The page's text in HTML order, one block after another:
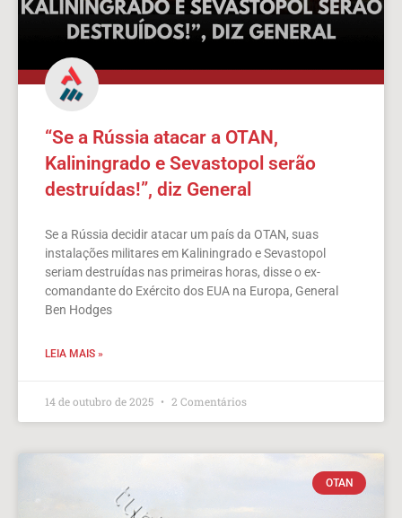
“Se a Rússia atacar a OTAN,
Kaliningrado e Sevastopol serão
destruídas!”, diz General
Se a Rússia decidir atacar um país da OTAN, suas
instalações militares em Kaliningrado e Sevastopol
seriam destruídas nas primeiras horas, disse o ex-
comandante do Exército dos EUA na Europa, General
Ben Hodges
LEIA MAIS »
14 de outubro de 2025 2 Comentários
OTAN